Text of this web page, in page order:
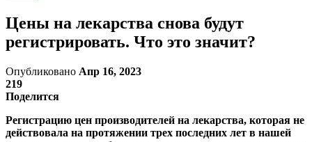
Цены на лекарства снова будут
регистрировать. Что это значит?
Опубликовано Апр 16, 2023
219
Поделится
Регистрацию цен производителей на лекарства, которая не
действовала на протяжении трех последних лет в нашей